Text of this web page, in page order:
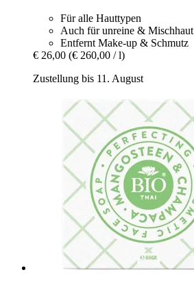
Für alle Hauttypen
Auch für unreine & Mischhaut
Entfernt Make-up & Schmutz
€ 26,00 (€ 260,00 / l)
Zustellung bis 11. August